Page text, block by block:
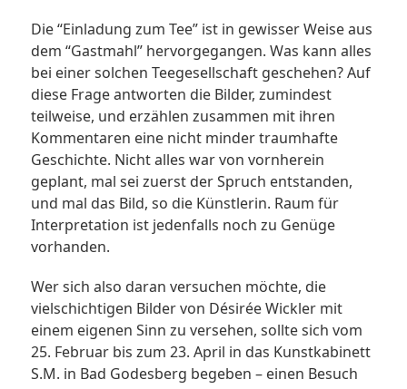
Die “Einladung zum Tee” ist in gewisser Weise aus
dem “Gastmahl” hervorgegangen. Was kann alles
bei einer solchen Teegesellschaft geschehen? Auf
diese Frage antworten die Bilder, zumindest
teilweise, und erzählen zusammen mit ihren
Kommentaren eine nicht minder traumhafte
Geschichte. Nicht alles war von vornherein
geplant, mal sei zuerst der Spruch entstanden,
und mal das Bild, so die Künstlerin. Raum für
Interpretation ist jedenfalls noch zu Genüge
vorhanden.
Wer sich also daran versuchen möchte, die
vielschichtigen Bilder von Désirée Wickler mit
einem eigenen Sinn zu versehen, sollte sich vom
25. Februar bis zum 23. April in das Kunstkabinett
S.M. in Bad Godesberg begeben – einen Besuch